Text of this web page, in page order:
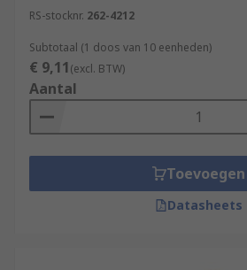
RS-stocknr. 262-4212
Subtotaal (1 doos van 10 eenheden)
€ 9,11(excl. BTW)
Aantal
Toevoegen
Datasheets